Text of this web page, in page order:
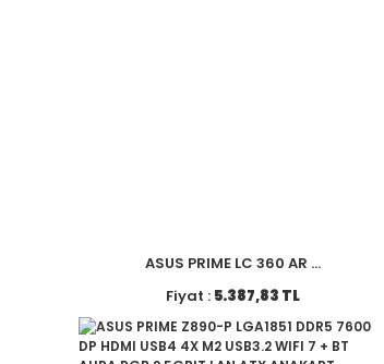
ASUS PRIME LC 360 AR ...
Fiyat : 5.387,83 TL